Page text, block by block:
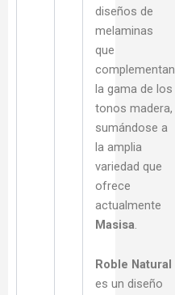
diseños de
melaminas
que
complementan
la gama de los
tonos madera,
sumándose a
la amplia
variedad que
ofrece
actualmente
Masisa
Roble Natural
es un diseño